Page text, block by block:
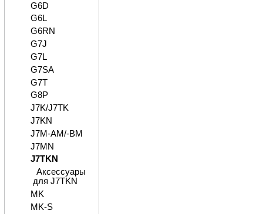
G6D
G6L
G6RN
G7J
G7L
G7SA
G7T
G8P
J7K/J7TK
J7KN
J7M-AM/-BM
J7MN
J7TKN
Аксессуары
для J7TKN
MK
MK-S